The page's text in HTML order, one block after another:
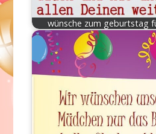
wünsche zum geburtstag